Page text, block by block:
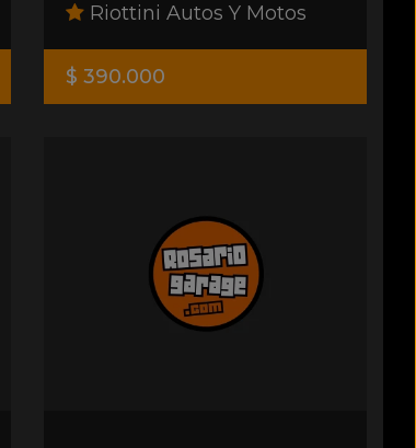
Riottini Autos Y Motos
$ 390.000